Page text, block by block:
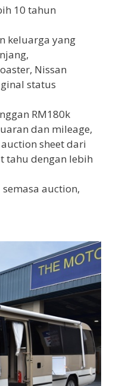
10 tahun
keluarga yang
Nissan
status
RM180k
dan mileage,
sheet dari
tahu dengan lebih
auction,